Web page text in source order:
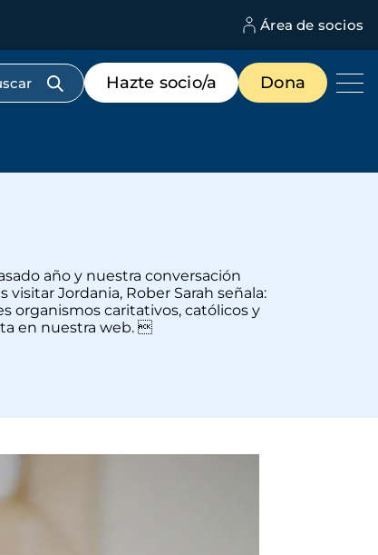
Área de socios
Menú
de
destacados
Hazte socio/a Dona
año y nuestra conversación
Jordania, Rober Sarah señala:
organismos caritativos, católicos y
en nuestra web. 